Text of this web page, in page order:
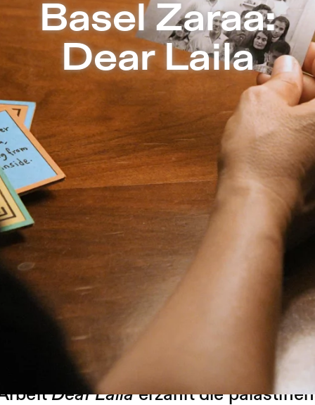
Freies Theater in Berlin
Basel Zaraa:
Dear Laila
Laila, du bist jetzt fünf und
ich aufgewachsen bin und warum
Hier versuche ich, dir eine Antwort zu
Die Idee zu
Dear Laila
ihn nach dem Zuhause seiner
dorthin reisen konnte, beschloss er,
ein Modell seines Elternhauses im
Flüchtlingslager Yarmouk in
tourende und mit dem ZKB Audience
Dear Lailaerzählt die